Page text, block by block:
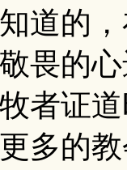
道的
畏的
者证
多的